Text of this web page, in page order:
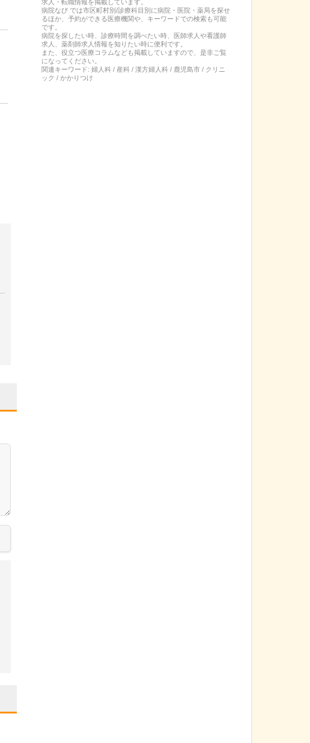
求人・転職情報を掲載しています。
病院なび では市区町村別/診療科目別に病院・医院・薬局を探せ
るほか、予約ができる医療機関や、キーワードでの検索も可能
です。
病院を探したい時、診療時間を調べたい時、医師求人や看護師
求人、薬剤師求人情報を知りたい時に便利です。
また、役立つ医療コラムなども掲載していますので、是非ご覧
になってください。
関連キーワード: 婦人科 / 産科 / 漢方婦人科 / 鹿児島市 / クリニ
ック / かかりつけ